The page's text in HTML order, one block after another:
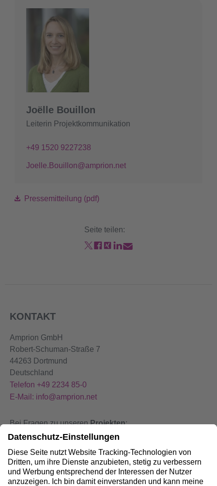
Joëlle Bouillon
Leiterin Projektkommunikation
+49 1520 9227238
Joelle.Bouillon@amprion.net
Pressemitteilung (pdf)
Seite teilen:
KONTAKT
Amprion GmbH
Robert-Schuman-Straße 7
44263 Dortmund
Deutschland
Telefon +49 2234 85-0
E-Mail: info@amprion.net
Bei Fragen zu unserenProjekten:
+49 800 584 9000
BeiStörungen an unseren Anlagen:
+49 800 490 4000